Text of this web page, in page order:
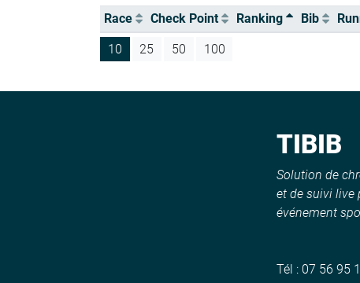
Race Check Point Ranking Bib
10 25 50 100
TIBIB
Solution de
et de suivi live
événement
Tél : 07 56 95